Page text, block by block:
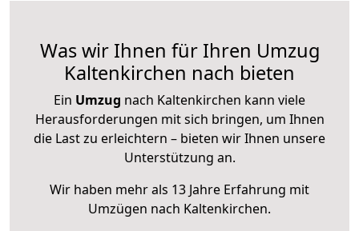
Was wir Ihnen für Ihren Umzug
Kaltenkirchen nach bieten
Ein Umzug nach Kaltenkirchen kann viele
Herausforderungen mit sich bringen, um Ihnen
die Last zu erleichtern – bieten wir Ihnen unsere
Unterstützung an.
Wir haben mehr als 13 Jahre Erfahrung mit
Umzügen nach Kaltenkirchen.